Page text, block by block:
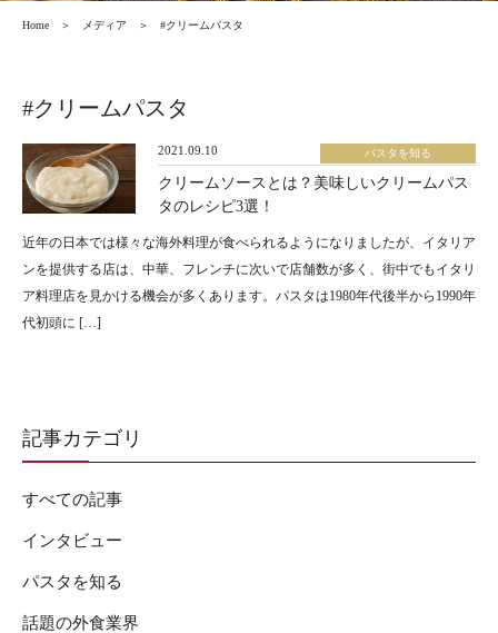
Home ＞ メディア ＞ #クリームパスタ
#クリームパスタ
2021.09.10 パスタを知る
クリームソースとは？美味しいクリームパス
タのレシピ3選！
近年の日本では様々な海外料理が食べられるようになりましたが、イタリア
ンを提供する店は、中華、フレンチに次いで店舗数が多く、街中でもイタリ
ア料理店を見かける機会が多くあります。パスタは1980年代後半から1990年
代初頭に […]
記事カテゴリ
すべての記事
インタビュー
パスタを知る
話題の外食業界